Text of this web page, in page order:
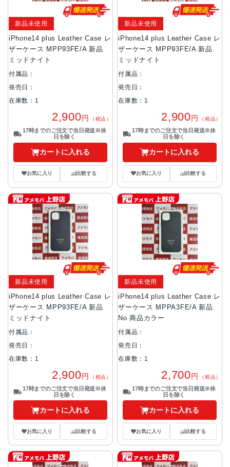
iPhone14 plus Leather Case レ
ザーケース MPP93FE/A 新品
ミッドナイト
新品未使用
付属品：
発売日：
在庫数：1
2,900円 （税込）
17時までのご注文で当日発送※休
日を除く
カートに入れる
お気に入り 比較する
iPhone14 plus Leather Case レ
ザーケース MPP93FE/A 新品
ミッドナイト
新品未使用
付属品：
発売日：
在庫数：1
2,900円 （税込）
17時までのご注文で当日発送※休
日を除く
カートに入れる
お気に入り 比較する
iPhone14 plus Leather Case レ
ザーケース MPP93FE/A 新品
ミッドナイト
新品未使用
付属品：
発売日：
在庫数：1
2,900円 （税込）
17時までのご注文で当日発送※休
日を除く
カートに入れる
お気に入り 比較する
iPhone14 plus Leather Case レ
ザーケース MPPA3FE/A 新品
No 商品カラー
新品未使用
付属品：
発売日：
在庫数：1
2,700円 （税込）
17時までのご注文で当日発送※休
日を除く
カートに入れる
お気に入り 比較する